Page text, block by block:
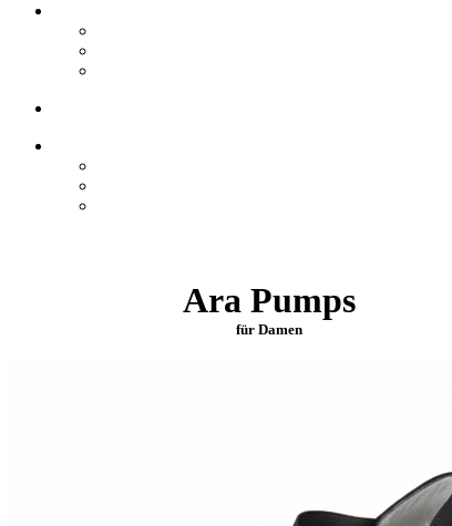
Ara Pumps
für Damen